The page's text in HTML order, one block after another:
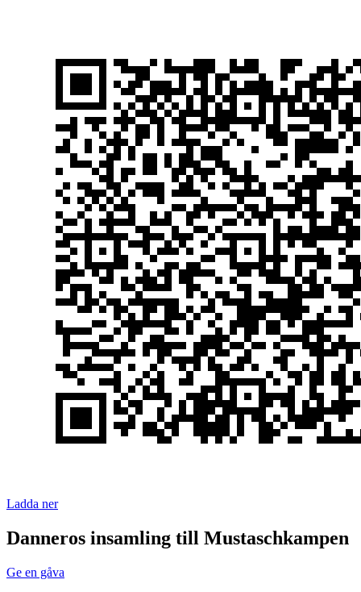
Ladda ner
Danneros insamling till Mustaschkampen
Ge en gåva